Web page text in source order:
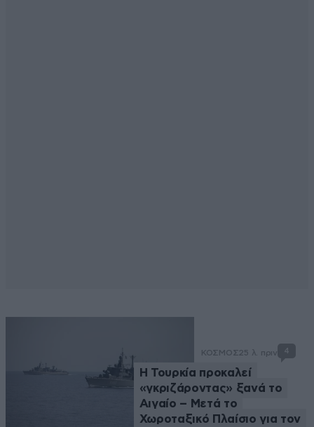
ΚΟΣΜΟΣ25 λ. πριν 4
Η Τουρκία προκαλεί
«γκριζάροντας» ξανά το
Αιγαίο – Μετά το
Χωροταξικό Πλαίσιο για τον